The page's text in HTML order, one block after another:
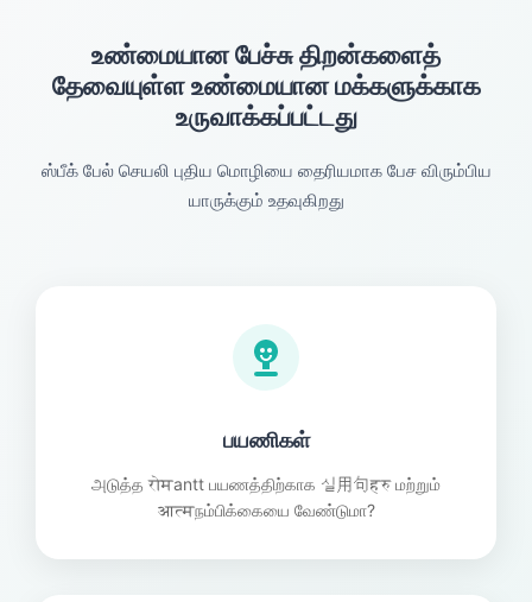
உண்மையான பேச்சு திறன்களைத்
தேவையுள்ள உண்மையான மக்களுக்காக
உருவாக்கப்பட்டது
ஸ்பீக் பேல் செயலி புதிய மொழியை தைரியமாக பேச விரும்பிய
யாருக்கும் உதவுகிறது
பயணிகள்
அடுத்த रोमantt பயணத்திற்காக 실用句हरु மற்றும்
आत्मநம்பிக்கையை வேண்டுமா?